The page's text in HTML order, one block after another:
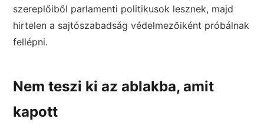
szereplőiből parlamenti politikusok lesznek, majd
hirtelen a sajtószabadság védelmezőiként próbálnak
fellépni.
Nem teszi ki az ablakba, amit
kapott